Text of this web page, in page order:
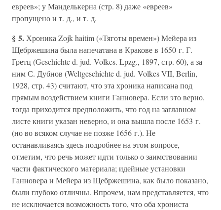
евреев»; у Манделькерна (стр. 8) даже «евреев»
пропущено и т. д., и т. д.
§ 5. Хроника Zojk haitim («Тяготы времен») Мейера из
Щебржешина была напечатана в Кракове в 1650 г. Г.
Гретц (Geschichte d. jud. Volkes. Lpzg., 1897, стр. 60), а за
ним С. Дубнов (Weltgeschichte d. jud. Volkes VII, Berlin,
1928, стр. 43) считают, что эта хроника написана под
прямым воздействием книги Ганновера. Если это верно,
тогда приходится предположить, что год на заглавном
листе книги указан неверно, и она вышла после 1653 г.
(но во всяком случае не позже 1656 г.). Не
останавливаясь здесь подробнее на этом вопросе,
отметим, что речь может идти только о заимствовании
части фактического материала; идейные установки
Ганновера и Мейера из Щебржешина, как было показано,
были глубоко отличны. Впрочем, нам представляется, что
не исключается возможность того, что оба хрониста